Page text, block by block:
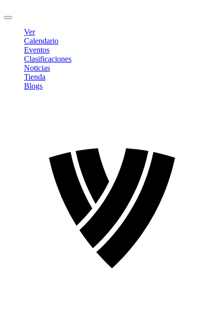
Ver
Calendario
Eventos
Clasificaciones
Noticias
Tienda
Blogs